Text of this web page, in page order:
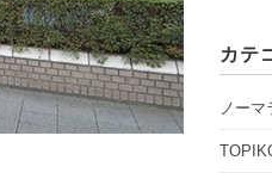
ョ
ル
ー
カテ
ノーマ